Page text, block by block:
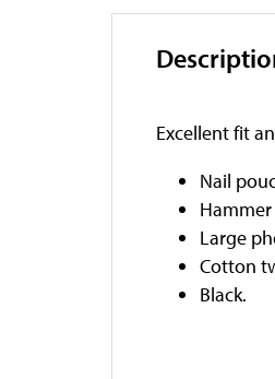
Excellent fit
Nail
Large
Cotton
Black.